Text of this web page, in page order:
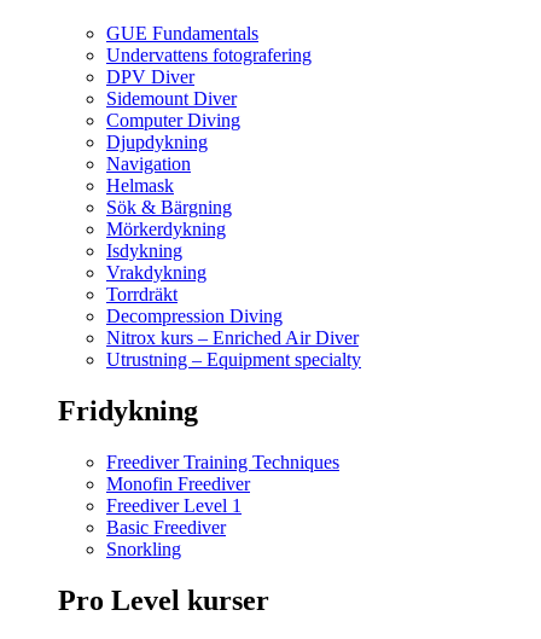
GUE Fundamentals
Undervattens fotografering
DPV Diver
Sidemount Diver
Computer Diving
Djupdykning
Navigation
Helmask
Sök & Bärgning
Mörkerdykning
Isdykning
Vrakdykning
Torrdräkt
Decompression Diving
Nitrox kurs – Enriched Air Diver
Utrustning – Equipment specialty
Fridykning
Freediver Training Techniques
Monofin Freediver
Freediver Level 1
Basic Freediver
Snorkling
Pro Level kurser